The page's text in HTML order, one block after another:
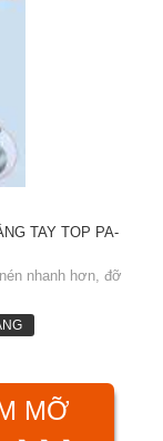
TAY TOP PA-
nhanh hơn, đỡ
MỠ